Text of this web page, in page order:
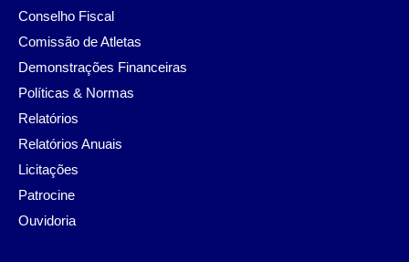
Conselho Fiscal
Comissão de Atletas
Demonstrações Financeiras
Políticas & Normas
Relatórios
Relatórios Anuais
Licitações
Patrocine
Ouvidoria